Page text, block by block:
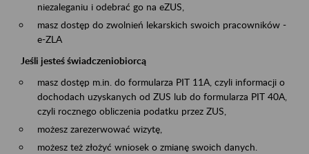
niezaleganiu i odebrać go na eZUS,
masz dostęp do zwolnień lekarskich swoich pracowników -
e-ZLA
Jeśli jesteś świadczeniobiorcą
masz dostęp m.in. do formularza PIT 11A, czyli informacji o
dochodach uzyskanych od ZUS lub do formularza PIT 40A,
czyli rocznego obliczenia podatku przez ZUS,
możesz zarezerwować wizytę,
możesz też złożyć wniosek o zmianę swoich danych.